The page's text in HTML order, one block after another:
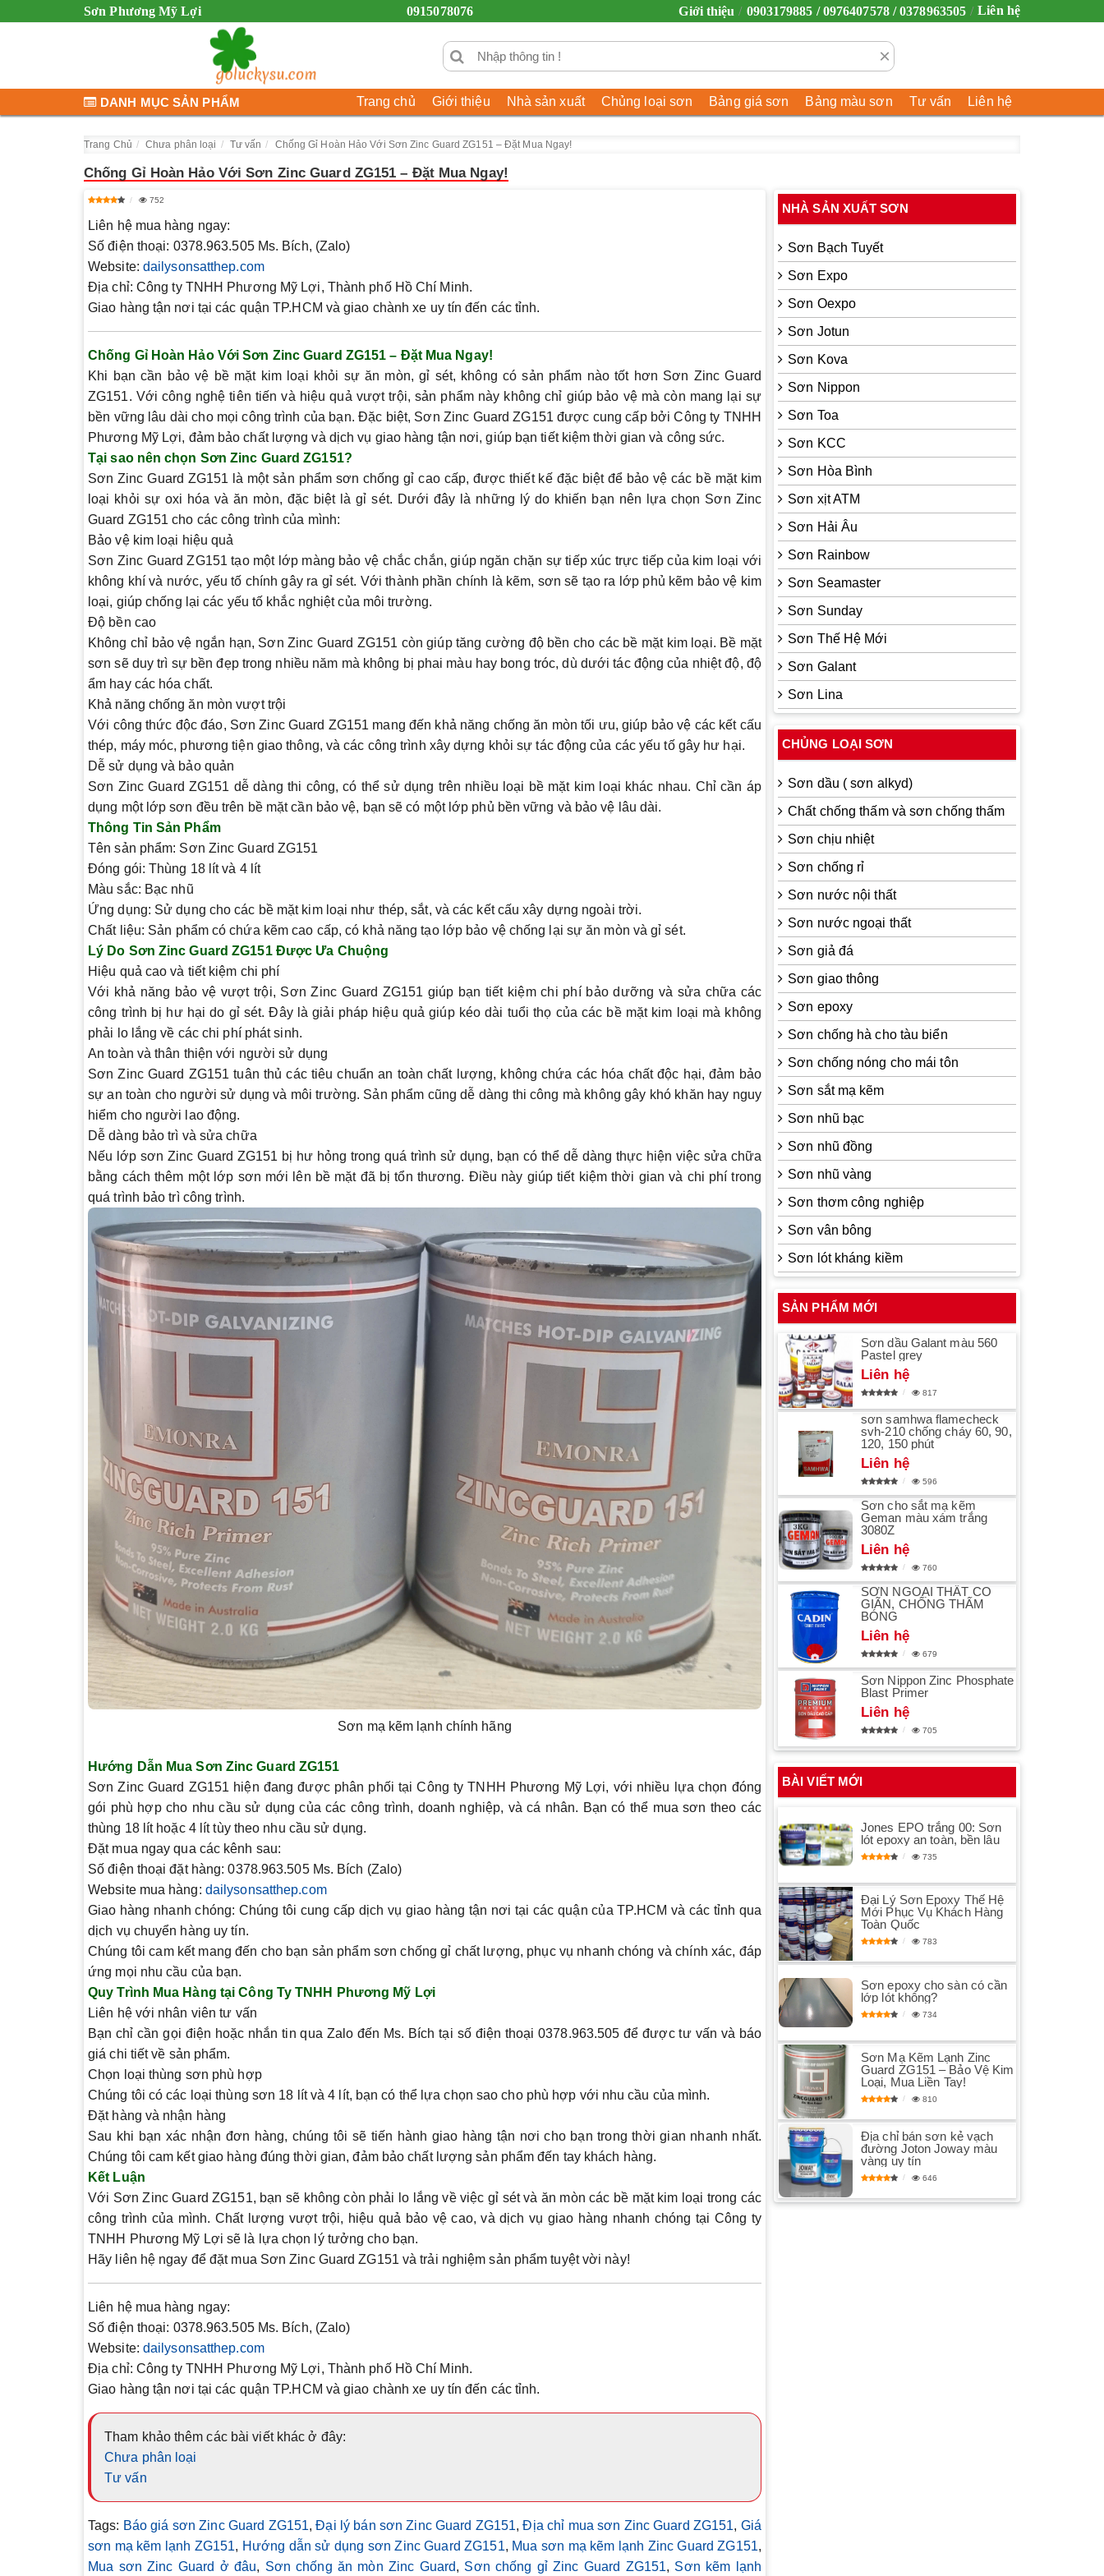
Sơn Phương Mỹ Lợi 0915078076 Giới thiệu 0903179885 / 0976407578 / 0378963505 Liên hệ
×
Trang chủ Giới thiệu Nhà sản xuất Chủng loại sơn Bảng giá sơn Bảng màu sơn Tư vấn Liên hệ
DANH MỤC SẢN PHẨM
Trang Chủ Chưa phân loại Tư vấn Chống Gỉ Hoàn Hảo Với Sơn Zinc Guard ZG151 – Đặt Mua Ngay!
Chống Gỉ Hoàn Hảo Với Sơn Zinc Guard ZG151 – Đặt Mua Ngay!
752
Liên hệ mua hàng ngay:
Số điện thoại: 0378.963.505 Ms. Bích, (Zalo)
Website: dailysonsatthep.com
Địa chỉ: Công ty TNHH Phương Mỹ Lợi, Thành phố Hồ Chí Minh.
Giao hàng tận nơi tại các quận TP.HCM và giao chành xe uy tín đến các tỉnh.
Chống Gỉ Hoàn Hảo Với Sơn Zinc Guard ZG151 – Đặt Mua Ngay!
Khi bạn cần bảo vệ bề mặt kim loại khỏi sự ăn mòn, gỉ sét, không có sản phẩm nào tốt hơn Sơn Zinc Guard
ZG151. Với công nghệ tiên tiến và hiệu quả vượt trội, sản phẩm này không chỉ giúp bảo vệ mà còn mang lại sự
bền vững lâu dài cho mọi công trình của bạn. Đặc biệt, Sơn Zinc Guard ZG151 được cung cấp bởiCông ty TNHH
Phương Mỹ Lợi, đảm bảo chất lượng và dịch vụ giao hàng tận nơi, giúp bạn tiết kiệm thời gian và công sức.
Tại sao nên chọn Sơn Zinc Guard ZG151?
Sơn Zinc Guard ZG151 là một sản phẩm sơn chống gỉ cao cấp, được thiết kế đặc biệt để bảo vệ các bề mặt kim
loại khỏi sự oxi hóa và ăn mòn, đặc biệt là gỉ sét. Dưới đây là những lý do khiến bạn nên lựa chọn Sơn Zinc
Guard ZG151 cho các công trình của mình:
Bảo vệ kim loại hiệu quả
Sơn Zinc Guard ZG151 tạo một lớp màng bảo vệ chắc chắn, giúp ngăn chặn sự tiếp xúc trực tiếp của kim loại với
không khí và nước, yếu tố chính gây ra gỉ sét. Với thành phần chính là kẽm, sơn sẽ tạo ra lớp phủ kẽm bảo vệ kim
loại, giúp chống lại các yếu tố khắc nghiệt của môi trường.
Độ bền cao
Không chỉ bảo vệ ngắn hạn, Sơn Zinc Guard ZG151 còn giúp tăng cường độ bền cho các bề mặt kim loại. Bề mặt
sơn sẽ duy trì sự bền đẹp trong nhiều năm mà không bị phai màu hay bong tróc, dù dưới tác động của nhiệt độ, độ
ẩm hay các hóa chất.
Khả năng chống ăn mòn vượt trội
Với công thức độc đáo, Sơn Zinc Guard ZG151 mang đến khả năng chống ăn mòn tối ưu, giúp bảo vệ các kết cấu
thép, máy móc, phương tiện giao thông, và các công trình xây dựng khỏi sự tác động của các yếu tố gây hư hại.
Dễ sử dụng và bảo quản
Sơn Zinc Guard ZG151 dễ dàng thi công, có thể sử dụng trên nhiều loại bề mặt kim loại khác nhau. Chỉ cần áp
dụng một lớp sơn đều trên bề mặt cần bảo vệ, bạn sẽ có một lớp phủ bền vững và bảo vệ lâu dài.
Thông Tin Sản Phẩm
Tên sản phẩm: Sơn Zinc Guard ZG151
Đóng gói: Thùng 18 lít và 4 lít
Màu sắc: Bạc nhũ
Ứng dụng: Sử dụng cho các bề mặt kim loại như thép, sắt, và các kết cấu xây dựng ngoài trời.
Chất liệu: Sản phẩm có chứa kẽm cao cấp, có khả năng tạo lớp bảo vệ chống lại sự ăn mòn và gỉ sét.
Lý Do Sơn Zinc Guard ZG151 Được Ưa Chuộng
Hiệu quả cao và tiết kiệm chi phí
Với khả năng bảo vệ vượt trội, Sơn Zinc Guard ZG151 giúp bạn tiết kiệm chi phí bảo dưỡng và sửa chữa các
công trình bị hư hại do gỉ sét. Đây là giải pháp hiệu quả giúp kéo dài tuổi thọ của các bề mặt kim loại mà không
phải lo lắng về các chi phí phát sinh.
An toàn và thân thiện với người sử dụng
Sơn Zinc Guard ZG151 tuân thủ các tiêu chuẩn an toàn chất lượng, không chứa các hóa chất độc hại, đảm bảo
sự an toàn cho người sử dụng và môi trường. Sản phẩm cũng dễ dàng thi công mà không gây khó khăn hay nguy
hiểm cho người lao động.
Dễ dàng bảo trì và sửa chữa
Nếu lớp sơn Zinc Guard ZG151 bị hư hỏng trong quá trình sử dụng, bạn có thể dễ dàng thực hiện việc sửa chữa
bằng cách thêm một lớp sơn mới lên bề mặt đã bị tổn thương. Điều này giúp tiết kiệm thời gian và chi phí trong
quá trình bảo trì công trình.
Sơn mạ kẽm lạnh chính hãng
Hướng Dẫn Mua Sơn Zinc Guard ZG151
Sơn Zinc Guard ZG151 hiện đang được phân phối tạiCông ty TNHH Phương Mỹ Lợi, với nhiều lựa chọn đóng
gói phù hợp cho nhu cầu sử dụng của các công trình, doanh nghiệp, và cá nhân. Bạn có thể mua sơn theo các
thùng 18 lít hoặc 4 lít tùy theo nhu cầu sử dụng.
Đặt mua ngay qua các kênh sau:
Số điện thoại đặt hàng: 0378.963.505 Ms. Bích (Zalo)
Website mua hàng: dailysonsatthep.com
Giao hàng nhanh chóng: Chúng tôi cung cấp dịch vụ giao hàng tận nơi tại các quận của TP.HCM và các tỉnh qua
dịch vụ chuyển hàng uy tín.
Chúng tôi cam kết mang đến cho bạn sản phẩm sơn chống gỉ chất lượng, phục vụ nhanh chóng và chính xác, đáp
ứng mọi nhu cầu của bạn.
Quy Trình Mua Hàng tại Công Ty TNHH Phương Mỹ Lợi
Liên hệ với nhân viên tư vấn
Bạn chỉ cần gọi điện hoặc nhắn tin qua Zalo đến Ms. Bích tại số điện thoại 0378.963.505 để được tư vấn và báo
giá chi tiết về sản phẩm.
Chọn loại thùng sơn phù hợp
Chúng tôi có các loại thùng sơn 18 lít và 4 lít, bạn có thể lựa chọn sao cho phù hợp với nhu cầu của mình.
Đặt hàng và nhận hàng
Sau khi bạn xác nhận đơn hàng, chúng tôi sẽ tiến hành giao hàng tận nơi cho bạn trong thời gian nhanh nhất.
Chúng tôi cam kết giao hàng đúng thời gian, đảm bảo chất lượng sản phẩm đến tay khách hàng.
Kết Luận
Với Sơn Zinc Guard ZG151, bạn sẽ không còn phải lo lắng về việc gỉ sét và ăn mòn các bề mặt kim loại trong các
công trình của mình. Chất lượng vượt trội, hiệu quả bảo vệ cao, và dịch vụ giao hàng nhanh chóng tại Công ty
TNHH Phương Mỹ Lợi sẽ là lựa chọn lý tưởng cho bạn.
Hãy liên hệ ngay để đặt mua Sơn Zinc Guard ZG151 và trải nghiệm sản phẩm tuyệt vời này!
Liên hệ mua hàng ngay:
Số điện thoại: 0378.963.505 Ms. Bích, (Zalo)
Website: dailysonsatthep.com
Địa chỉ: Công ty TNHH Phương Mỹ Lợi, Thành phố Hồ Chí Minh.
Giao hàng tận nơi tại các quận TP.HCM và giao chành xe uy tín đến các tỉnh.
Tham khảo thêm các bài viết khác ở đây:
Chưa phân loại
Tư vấn
Tags: Báo giá sơn Zinc Guard ZG151,Đại lý bán sơn Zinc Guard ZG151,Địa chỉ mua sơn Zinc Guard ZG151, Giá
sơn mạ kẽm lạnh ZG151, Hướng dẫn sử dụng sơn Zinc Guard ZG151, Mua sơn mạ kẽm lạnh Zinc Guard ZG151,
Mua sơn Zinc Guard ở đâu, Sơn chống ăn mòn Zinc Guard, Sơn chống gỉ Zinc Guard ZG151, Sơn kẽm lạnh
NHÀ SẢN XUẤT SƠN
Sơn Bạch Tuyết
Sơn Expo
Sơn Oexpo
Sơn Jotun
Sơn Kova
Sơn Nippon
Sơn Toa
Sơn KCC
Sơn Hòa Bình
Sơn xịt ATM
Sơn Hải Âu
Sơn Rainbow
Sơn Seamaster
Sơn Sunday
Sơn Thế Hệ Mới
Sơn Galant
Sơn Lina
CHỦNG LOẠI SƠN
Sơn dầu ( sơn alkyd)
Chất chống thấm và sơn chống thấm
Sơn chịu nhiệt
Sơn chống rỉ
Sơn nước nội thất
Sơn nước ngoại thất
Sơn giả đá
Sơn giao thông
Sơn epoxy
Sơn chống hà cho tàu biển
Sơn chống nóng cho mái tôn
Sơn sắt mạ kẽm
Sơn nhũ bạc
Sơn nhũ đồng
Sơn nhũ vàng
Sơn thơm công nghiệp
Sơn vân bông
Sơn lót kháng kiềm
SẢN PHẨM MỚI
Sơn dầu Galant màu 560
Pastel grey
Liên hệ
817
sơn samhwa flamecheck
svh-210 chống cháy 60, 90,
120, 150 phút
Liên hệ
596
Sơn cho sắt mạ kẽm
Geman màu xám trắng
3080Z
Liên hệ
760
SƠN NGOẠI THẤT CO
GIÃN, CHỐNG THẤM
BÓNG
Liên hệ
679
Sơn Nippon Zinc Phosphate
Blast Primer
Liên hệ
705
BÀI VIẾT MỚI
Jones EPO trắng 00: Sơn
lót epoxy an toàn, bền lâu
735
Đại Lý Sơn Epoxy Thế Hệ
Mới Phục Vụ Khách Hàng
Toàn Quốc
783
Sơn epoxy cho sàn có cần
lớp lót không?
734
Sơn Mạ Kẽm Lạnh Zinc
Guard ZG151 – Bảo Vệ Kim
Loại, Mua Liền Tay!
810
Địa chỉ bán sơn kẻ vạch
đường Joton Joway màu
vàng uy tín
646